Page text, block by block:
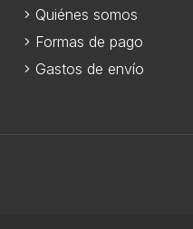
Quiénes somos
Formas de pago
Gastos de envío